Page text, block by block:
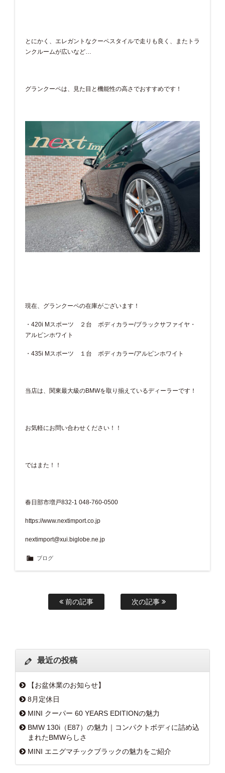
とにかく、エレガントなクーペスタイルで走りも良く、またトラ
ンクルームが広いなど…
グランクーペは、見た目と機能性の高さでおすすめです！
現在、グランクーペの在庫がございます！
・420i Mスポーツ ２台 ボディカラー/ブラックサファイヤ・
アルピンホワイト
・435i Mスポーツ １台 ボディカラー/アルピンホワイト
当店は、関東最大級のBMWを取り揃えているディーラーです！
お気軽にお問い合わせください！！
ではまた！！
春日部市増戸832-1 048-760-0500
https://www.nextimport.co.jp
nextimport@xui.biglobe.ne.jp
ブログ
前の記事 次の記事
最近の投稿
【お盆休業のお知らせ】
8月定休日
MINI クーパー 60 YEARS EDITIONの魅力
BMW 130i（E87）の魅力｜コンパクトボディに詰め込
まれたBMWらしさ
MINI エニグマチックブラックの魅力をご紹介